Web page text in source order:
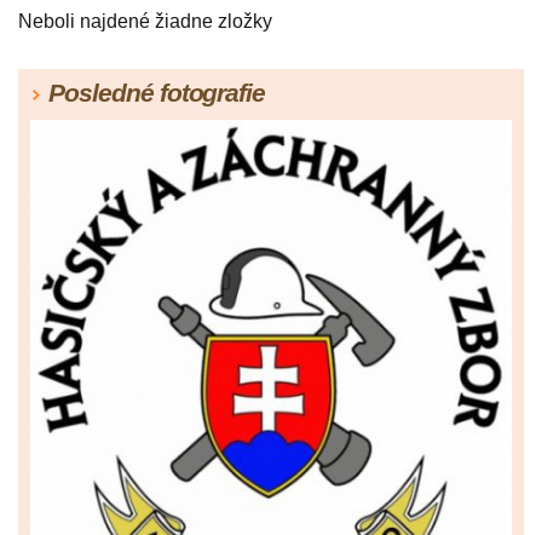
Neboli najdené žiadne zložky
Posledné fotografie